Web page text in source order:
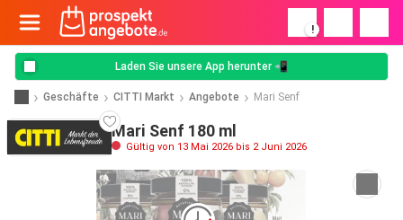
!
Laden Sie unsere App herunter 📲
Geschäfte CITTI Markt Angebote Mari Senf
Mari Senf 180 ml
Gültig von 13 Mai 2026 bis 2 Juni 2026